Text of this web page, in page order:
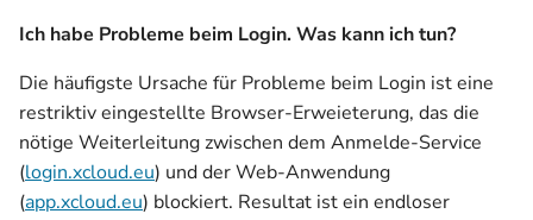
e
r
t
Ich habe Probleme beim Login. Was kann ich tun?
Die häufigste Ursache für Probleme beim Login ist eine
restriktiv eingestellte Browser-Erweieterung, das die
nötige Weiterleitung zwischen dem Anmelde-Service
(login.xcloud.eu) und der Web-Anwendung
(app.xcloud.eu) blockiert. Resultat ist ein endloser